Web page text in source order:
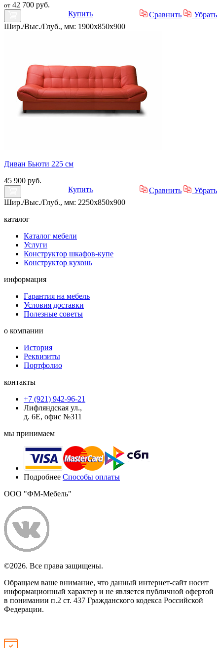
от 42 700 руб.
Купить
Сравнить
Убрать
Шир./Выс./Глуб., мм: 1900x850x900
Диван Бьюти 225 см
45 900 руб.
Купить
Сравнить
Убрать
Шир./Выс./Глуб., мм: 2250x850x900
каталог
Каталог мебели
Услуги
Конструктор шкафов-купе
Конструктор кухонь
информация
Гарантия на мебель
Условия доставки
Полезные советы
о компании
История
Реквизиты
Портфолио
контакты
+7 (921) 942-96-21
Лифляндская ул.,
д. 6Е, офис №311
мы принимаем
Подробнее Способы оплаты
ООО "ФМ-Мебель"
©2026. Все права защищены.
Обращаем ваше внимание, что данный интернет-сайт носит
информационный характер и не является публичной офертой
в понимании п.2 ст. 437 Гражданского кодекса Российской
Федерации.